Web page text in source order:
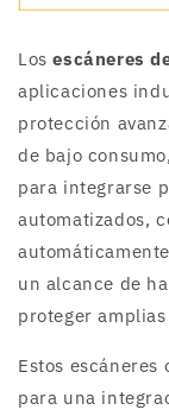
Losescáneres
aplicaciones
protección
de bajo
para integrarse
automatizados,
un alcance de
proteger
Estos
para una